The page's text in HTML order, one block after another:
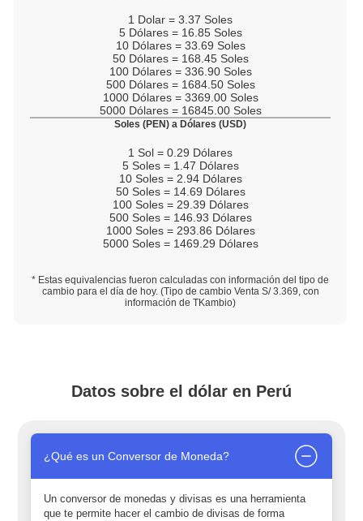
1 Dolar = 3.37 Soles
5Dólares = 16.85Soles
10Dólares = 33.69 Soles
50Dólares = 168.45Soles
100Dólares = 336.90Soles
500Dólares = 1684.50Soles
1000Dólares = 3369.00Soles
5000Dólares = 16845.00Soles
Soles (PEN) a Dólares (USD)
1 Sol = 0.29 Dólares
5Soles = 1.47 Dólares
10Soles = 2.94Dólares
50Soles = 14.69 Dólares
100Soles = 29.39 Dólares
500Soles = 146.93 Dólares
1000Soles = 293.86 Dólares
5000Soles = 1469.29 Dólares
* Estas equivalencias fueron calculadas con información del tipo de
cambio para el día de hoy. (Tipo de cambio Venta S/3.369, con
información de TKambio)
Datos sobre el dólar en Perú
¿Qué es un Conversor de Moneda?
Un conversor de monedas y divisas es una herramienta
que te permite hacer el cambio de divisas de forma